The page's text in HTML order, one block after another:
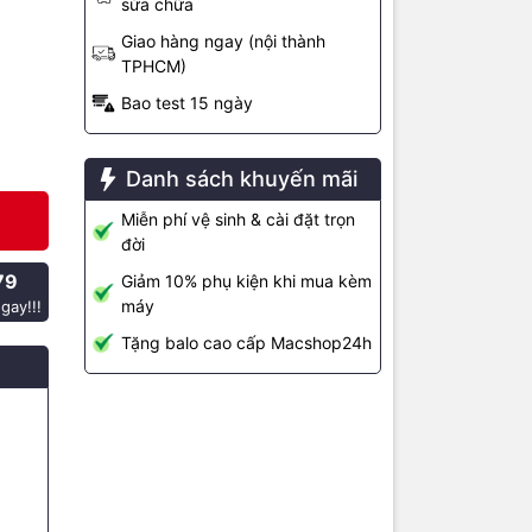
sửa chữa
Giao hàng ngay (nội thành
TPHCM)
Bao test 15 ngày
Danh sách khuyến mãi
Miễn phí vệ sinh & cài đặt trọn
đời
Giảm 10% phụ kiện khi mua kèm
máy
Tặng balo cao cấp Macshop24h
tăng
các
lưu dữ
khiến máy
đến quỹ
2012